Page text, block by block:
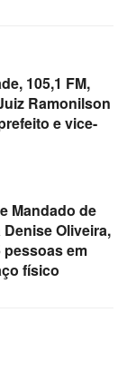
105,1 FM,
Ramonilson
e vice-
Mandado de
Oliveira,
em
físico